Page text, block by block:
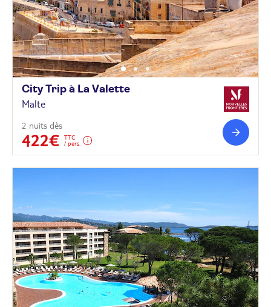
City Trip à La Valette
Malte
2 nuits dès
422€
TTC
/ pers.